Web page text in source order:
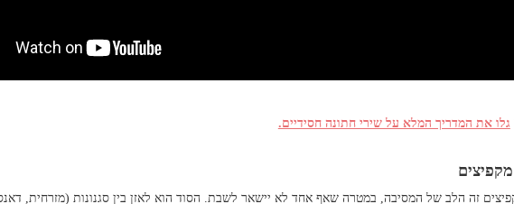
גלו את המדריך המלא על שירי חתונה חסידיים.
זה הלב של המסיבה, במטרה שאף אחד לא יישאר לשבת. הסוד הוא לאזן בין סגנונות (מזרחית,